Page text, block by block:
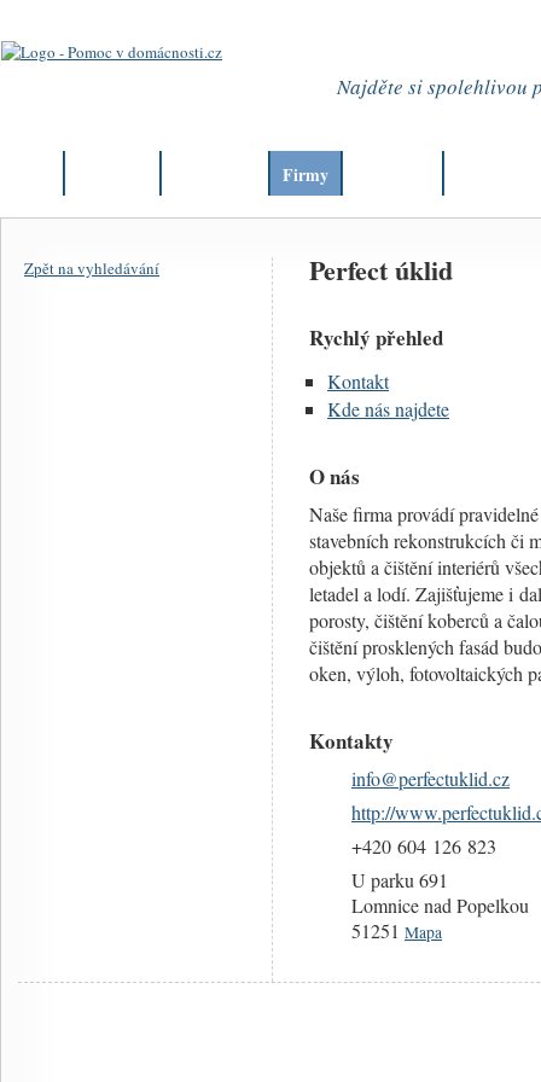
Najděte si spolehlivou
Firmy
Zpět na vyhledávání Perfect úklid
Rychlý přehled
Kontakt
Kde nás najdete
O nás
Naše firma provádí
stavebních rekonstrukcích či
objektů a čištění interiérů
letadel a lodí. Zajišťujeme i
porosty, čištění koberců a
čištění prosklených fasád
oken, výloh, fotovoltaických
Kontakty
info@perfectuklid.cz
http://
+420 604 126 823
U parku 691
Lomnice nad Popelkou
51251 Mapa